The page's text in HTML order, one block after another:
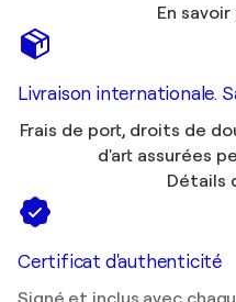
En savoir
Livraison internationale.
Frais de port, droits de
d'art assurées
Détails
Certificat d'authenticité